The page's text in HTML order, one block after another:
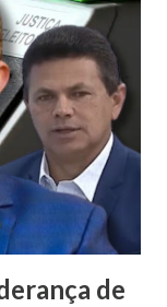
tipo contribuem
dos espaços
espalhando
esqueça! É
ser questionado
de